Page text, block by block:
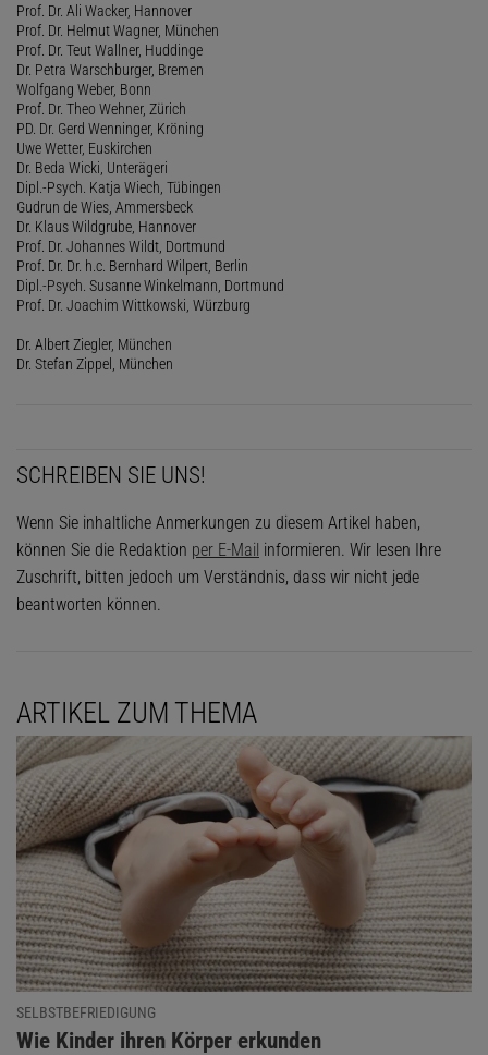
Prof. Dr. Ali Wacker, Hannover
Prof. Dr. Helmut Wagner, München
Prof. Dr. Teut Wallner, Huddinge
Dr. Petra Warschburger, Bremen
Wolfgang Weber, Bonn
Prof. Dr. Theo Wehner, Zürich
PD. Dr. Gerd Wenninger, Kröning
Uwe Wetter, Euskirchen
Dr. Beda Wicki, Unterägeri
Dipl.-Psych. Katja Wiech, Tübingen
Gudrun de Wies, Ammersbeck
Dr. Klaus Wildgrube, Hannover
Prof. Dr. Johannes Wildt, Dortmund
Prof. Dr. Dr. h.c. Bernhard Wilpert, Berlin
Dipl.-Psych. Susanne Winkelmann, Dortmund
Prof. Dr. Joachim Wittkowski, Würzburg
Dr. Albert Ziegler, München
Dr. Stefan Zippel, München
SCHREIBEN SIE UNS!
Wenn Sie inhaltliche Anmerkungen zu diesem Artikel haben,
können Sie die Redaktion per E-Mail informieren. Wir lesen Ihre
Zuschrift, bitten jedoch um Verständnis, dass wir nicht jede
beantworten können.
ARTIKEL ZUM THEMA
SELBSTBEFRIEDIGUNG
:
Wie Kinder ihren Körper erkunden